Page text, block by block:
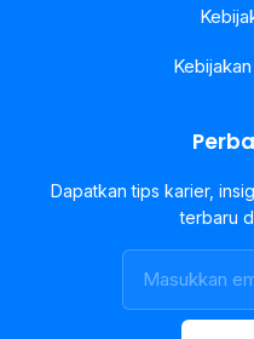
Dapatkan tips karier,
terbaru